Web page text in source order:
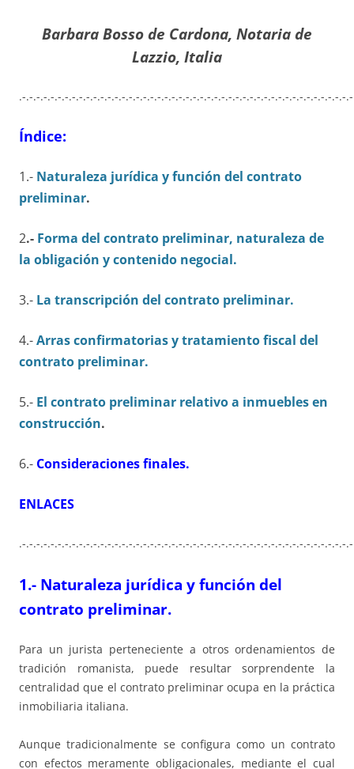
Barbara Bosso de Cardona, Notaria de
Lazzio, Italia
.-.-.-.-.-.-.-.-.-.-.-.-.-.-.-.-.-.-.-.-.-.-.-.-.-.-.-.-.-.-.-.-.-.-.-.-.-.-.-.-.-.-.-.-.-
Índice:
1.- Naturaleza jurídica y función del contrato
preliminar.
2.- Forma del contrato preliminar, naturaleza de
la obligación y contenido negocial.
3.- La transcripción del contrato preliminar.
4.-Arras confirmatorias y tratamiento fiscal del
contrato preliminar.
5.- El contrato preliminar relativo a inmuebles en
construcción.
6.- Consideraciones finales.
ENLACES
.-.-.-.-.-.-.-.-.-.-.-.-.-.-.-.-.-.-.-.-.-.-.-.-.-.-.-.-.-.-.-.-.-.-.-.-.-.-.-.-.-.-.-.-.-
1.- Naturaleza jurídica y función del
contrato preliminar.
Para un jurista perteneciente a otros ordenamientos de
tradición romanista, puede resultar sorprendente la
centralidad que el contrato preliminar ocupa en la práctica
inmobiliaria italiana.
Aunque tradicionalmente se configura como un contrato
con efectos meramente obligacionales, mediante el cual